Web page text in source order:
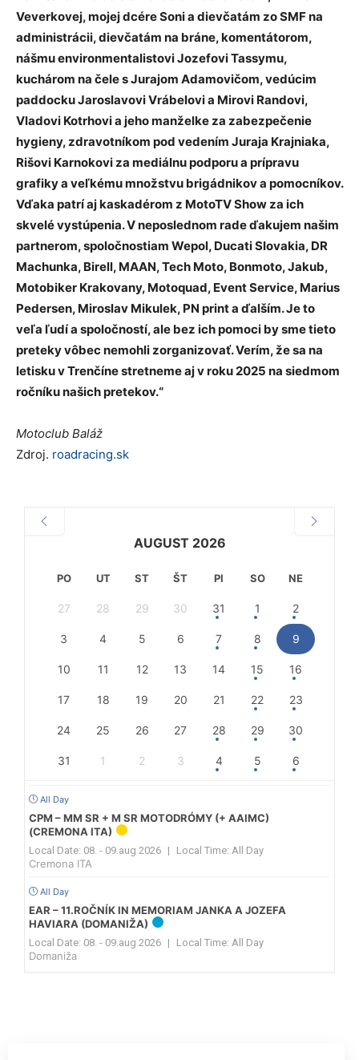
Veverkovej, mojej dcére Soni a dievčatám zo SMF na
administrácii, dievčatám na bráne, komentátorom,
nášmu environmentalistovi Jozefovi Tassymu,
kuchárom na čele s Jurajom Adamovičom, vedúcim
paddocku Jaroslavovi Vrábelovi a Mirovi Randovi,
Vladovi Kotrhovi a jeho manželke za zabezpečenie
hygieny, zdravotníkom pod vedením Juraja Krajniaka,
Rišovi Karnokovi za mediálnu podporu a prípravu
grafiky a veľkému množstvu brigádnikov a pomocníkov.
Vďaka patrí aj kaskadérom z MotoTV Show za ich
skvelé vystúpenia. V neposlednom rade ďakujem našim
partnerom, spoločnostiam Wepol, Ducati Slovakia, DR
Machunka, Birell, MAAN, Tech Moto, Bonmoto, Jakub,
Motobiker Krakovany, Motoquad, Event Service, Marius
Pedersen, Miroslav Mikulek, PN print a ďalším. Je to
veľa ľudí a spoločností, ale bez ich pomoci by sme tieto
preteky vôbec nemohli zorganizovať. Verím, že sa na
letisku v Trenčíne stretneme aj v roku 2025 na siedmom
ročníku našich pretekov.“
Motoclub Baláž
Zdroj. roadracing.sk
AUGUST 2026
PO UT ST ŠT PI SO NE
27 28 29 30 31 1 2
3 4 5 6 7 8 9
10 11 12 13 14 15 16
17 18 19 20 21 22 23
24 25 26 27 28 29 30
31 1 2 3 4 5 6
All Day
CPM – MM SR + M SR MOTODRÓMY (+ AAIMC)
(CREMONA ITA)
Local Date: 08. - 09.aug 2026 | Local Time: All Day
Cremona ITA
All Day
EAR – 11.ROČNÍK IN MEMORIAM JANKA A JOZEFA
HAVIARA (DOMANIŽA)
Local Date: 08. - 09.aug 2026 | Local Time: All Day
Domaniža